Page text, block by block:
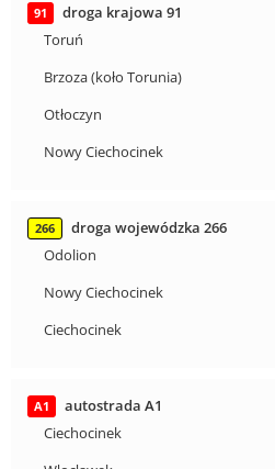
91
droga krajowa 91
Toruń
Brzoza (koło Torunia)
Otłoczyn
Nowy Ciechocinek
266
droga wojewódzka 266
Odolion
Nowy Ciechocinek
Ciechocinek
A1
autostrada A1
Ciechocinek